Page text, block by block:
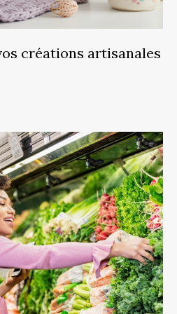
créations artisanales